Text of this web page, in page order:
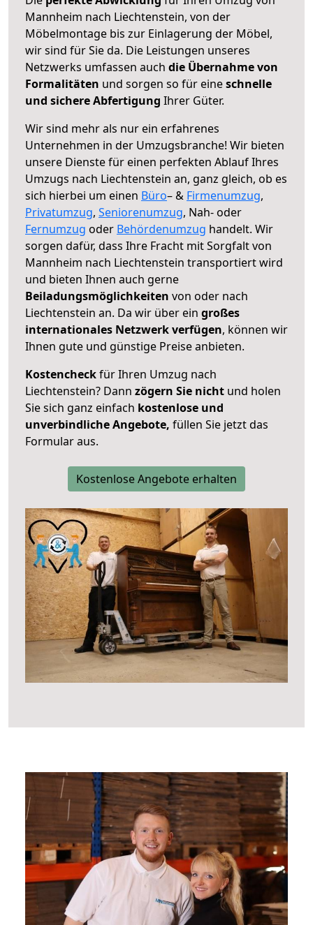
Mannheim nach Liechtenstein, von der
Möbelmontage bis zur Einlagerung der Möbel,
wir sind für Sie da. Die Leistungen unseres
Netzwerks umfassen auch die Übernahme von
Formalitäten und sorgen so für eineschnelle
und sichere Abfertigung Ihrer Güter.
Wir sind mehr als nur ein erfahrenes
Unternehmen in der Umzugsbranche! Wir bieten
unsere Dienste für einen perfekten Ablauf Ihres
Umzugs nach Liechtenstein an, ganz gleich, ob es
sich hierbei um einen Büro– & Firmenumzug,
Privatumzug, Seniorenumzug, Nah- oder
Fernumzug oder Behördenumzug handelt. Wir
sorgen dafür, dass Ihre Fracht mit Sorgfalt von
Mannheim nach Liechtenstein transportiert wird
und bieten Ihnen auch gerne
Beiladungsmöglichkeiten von oder nach
Liechtenstein an. Da wir über ein großes
internationales Netzwerk verfügen, können wir
Ihnen gute und günstige Preise anbieten.
Kostencheckfür Ihren Umzug nach
Liechtenstein? Dann zögern Sie nicht und holen
Sie sich ganz einfach kostenlose und
unverbindliche Angebote, füllen Sie jetzt das
Formular aus.
Kostenlose Angebote erhalten